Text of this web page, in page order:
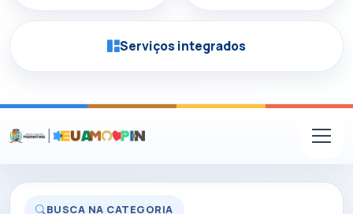
Serviços integrados
BUSCA NA CATEGORIA